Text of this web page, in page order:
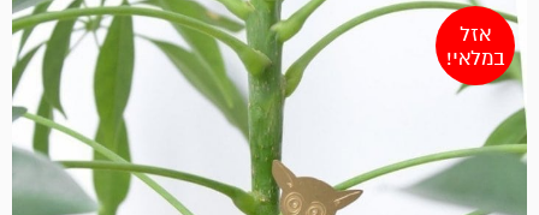
אזל
במלאי!